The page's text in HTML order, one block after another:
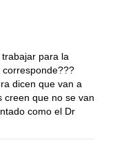
para la
dicen que van a
creen que no se van
como el Dr